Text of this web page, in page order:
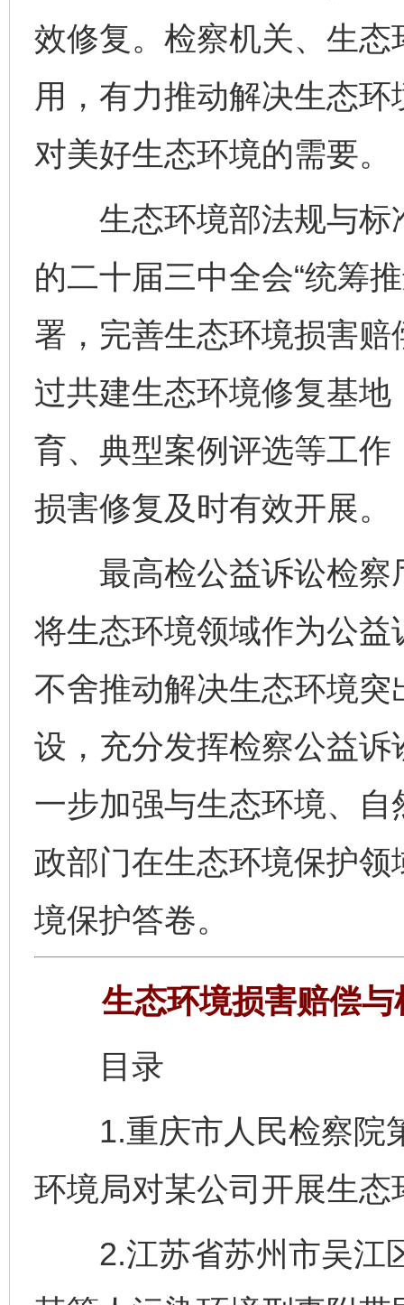
效修复。检察机关、生
用，有力推动解决生态
对美好生态环境的需要。
生态环境部法规与标
的二十届三中全会“统筹
署，完善生态环境损害
过共建生态环境修复基
育、典型案例评选等工
损害修复及时有效开展。
最高检公益诉讼检察
将生态环境领域作为公
不舍推动解决生态环境
设，充分发挥检察公益
一步加强与生态环境、
政部门在生态环境保护
境保护答卷。
生态环境损害赔偿
目录
1.重庆市人民检察院
环境局对某公司开展生态
2.江苏省苏州市吴江